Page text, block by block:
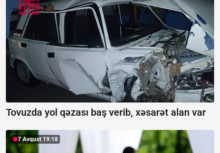
Tovuzda yol qəzası baş verib, xəsarət alan var
7 Avqust 19:18